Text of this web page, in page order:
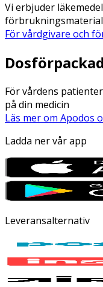
Vi erbjuder
För vårdgivare och
För vårdens
på din medicin
Läs mer om Apodos
Ladda ner vår app
Leveransalternativ